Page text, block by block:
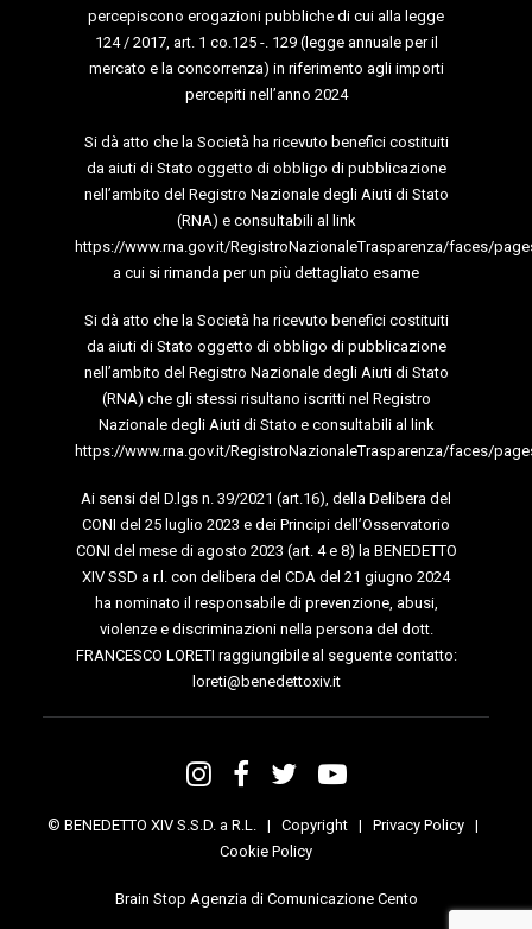
percepiscono erogazioni pubbliche di cui alla legge
124 / 2017, art. 1 co.125 -. 129 (legge annuale per il
mercato e la concorrenza) in riferimento agli importi
percepiti nell’anno 2024
Si dà atto che la Società ha ricevuto benefici costituiti
da aiuti di Stato oggetto di obbligo di pubblicazione
nell’ambito del Registro Nazionale degli Aiuti di Stato
(RNA) e consultabili al link
https://www.rna.gov.it/RegistroNazionaleTrasparenza/faces/
a cui si rimanda per un più dettagliato esame
Si dà atto che la Società ha ricevuto benefici costituiti
da aiuti di Stato oggetto di obbligo di pubblicazione
nell’ambito del Registro Nazionale degli Aiuti di Stato
(RNA) che gli stessi risultano iscritti nel Registro
Nazionale degli Aiuti di Stato e consultabili al link
https://www.rna.gov.it/RegistroNazionaleTrasparenza/faces/
Ai sensi del D.lgs n. 39/2021 (art.16), della Delibera del
CONI del 25 luglio 2023 e dei Principi dell’Osservatorio
CONI del mese di agosto 2023 (art. 4 e 8) la BENEDETTO
XIV SSD a r.l. con delibera del CDA del 21 giugno 2024
ha nominato il responsabile di prevenzione, abusi,
violenze e discriminazioni nella persona del dott.
FRANCESCO LORETI raggiungibile al seguente contatto:
loreti@benedettoxiv.it
© BENEDETTO XIV S.S.D. a R.L. | Copyright| Privacy Policy|
Cookie Policy
Brain Stop Agenzia di Comunicazione Cento